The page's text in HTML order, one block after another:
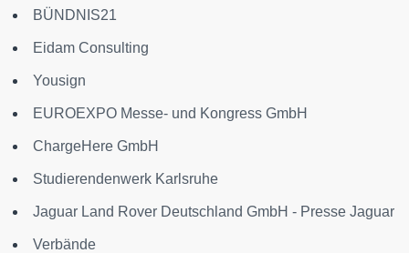
BÜNDNIS21
Eidam Consulting
Yousign
EUROEXPO Messe- und Kongress GmbH
ChargeHere GmbH
Studierendenwerk Karlsruhe
Jaguar Land Rover Deutschland GmbH - Presse Jaguar
Verbände